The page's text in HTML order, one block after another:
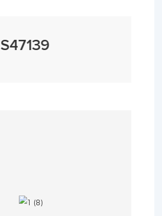
S47139